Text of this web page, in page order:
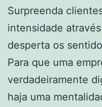
Surpreenda
intensidade
desperta os
Para que uma
verdadeiramente
haja uma